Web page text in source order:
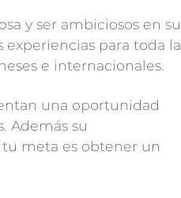
y ser ambiciosos en su
para toda la
e internacionales.
una oportunidad
Además su
meta es obtener un